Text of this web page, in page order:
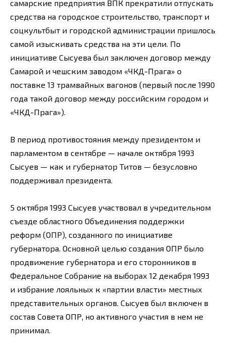
самарские предприятия ВПК прекратили отпускать
средства на городское строительство, транспорт и
соцкультбыт и городской администрации пришлось
самой изыскивать средства на эти цели. По
инициативе Сысуева был заключен договор между
Самарой и чешским заводом «ЧКД-Прага» о
поставке 13 трамвайных вагонов (первый после 1990
года такой договор между российским городом и
«ЧКД-Прага»).
В период противостояния между президентом и
парламентом в сентябре — начале октября 1993
Сысуев — как и губернатор Титов — безусловно
поддерживал президента.
5 октября 1993 Сысуев участвовал в учредительном
съезде областного Объединения поддержки
реформ (ОПР), созданного по инициативе
губернатора. Основной целью создания ОПР было
продвижение губернатора и его сторонников в
Федеральное Собрание на выборах 12 декабря 1993
и избрание лояльных к «партии власти» местных
представительных органов. Сысуев был включен в
состав Совета ОПР, но активного участия в нем не
принимал.